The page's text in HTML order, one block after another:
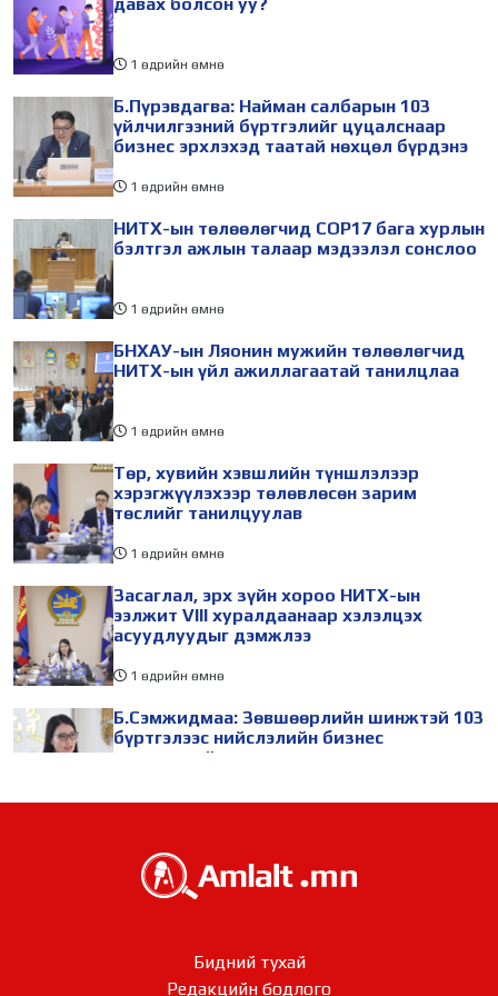
1 өдрийн өмнө
Б.Пүрэвдагва: Найман салбарын 103
үйлчилгээний бүртгэлийг цуцалснаар
бизнес эрхлэхэд таатай нөхцөл бүрдэнэ
1 өдрийн өмнө
НИТХ-ын төлөөлөгчид COP17 бага хурлын
бэлтгэл ажлын талаар мэдээлэл сонслоо
1 өдрийн өмнө
БНХАУ-ын Ляонин мужийн төлөөлөгчид
НИТХ-ын үйл ажиллагаатай танилцлаа
1 өдрийн өмнө
Төр, хувийн хэвшлийн түншлэлээр
хэрэгжүүлэхээр төлөвлөсөн зарим
төслийг танилцуулав
1 өдрийн өмнө
Засаглал, эрх зүйн хороо НИТХ-ын
ээлжит VIII хуралдаанаар хэлэлцэх
асуудлуудыг дэмжлээ
1 өдрийн өмнө
Б.Сэмжидмаа: Зөвшөөрлийн шинжтэй 103
бүртгэлээс нийслэлийн бизнес
эрхлэгчдийг чөлөөллөө
төсвийн талаарх ерөнхий хяналтын
сонсгол зохион байгуулсан байна
УИХ-ын дарга С.Бямбацогт төрийг
төлөөлөн Сутай хайрхны тэнгэрийг тахих
Бидний тухай
Редакцийн бодлого​​​​​​​